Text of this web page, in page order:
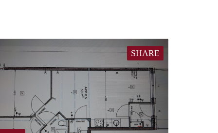
SHARE